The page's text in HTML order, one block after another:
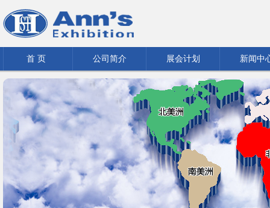
首 页 公司简介 展会计划 新闻中